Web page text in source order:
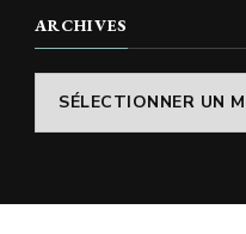
ARCHIVES
Archives